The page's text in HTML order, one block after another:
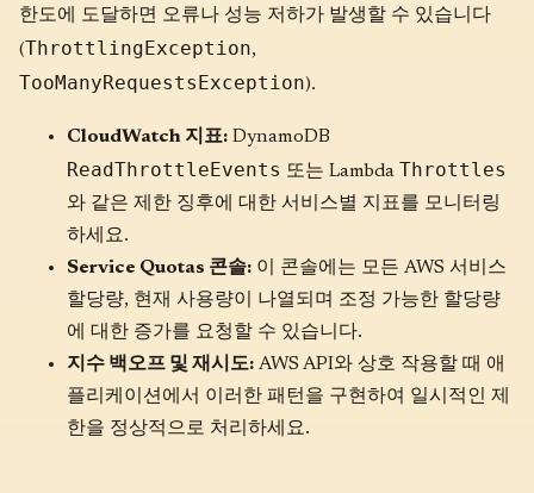
한도에 도달하면 오류나 성능 저하가 발생할 수 있습니다
(ThrottlingException,
TooManyRequestsException).
CloudWatch 지표: DynamoDB
ReadThrottleEvents 또는 Lambda Throttles
와 같은 제한 징후에 대한 서비스별 지표를 모니터링
하세요.
Service Quotas 콘솔: 이 콘솔에는 모든 AWS 서비스
할당량, 현재 사용량이 나열되며 조정 가능한 할당량
에 대한 증가를 요청할 수 있습니다.
지수 백오프 및 재시도: AWS API와 상호 작용할 때 애
플리케이션에서 이러한 패턴을 구현하여 일시적인 제
한을 정상적으로 처리하세요.